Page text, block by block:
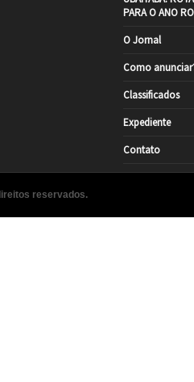
PARA O ANO
O Jornal
Como
Classificados
Expediente
Contato
reservados.